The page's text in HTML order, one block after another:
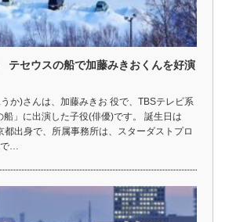
セウスの船で加藤みきおくんを好演
か)さんは、加藤みきお 役で、TBSテレビ系
」に出演した子役(俳優)です。 誕生日は
出身で、所属事務所は、スターダストプロ
で…